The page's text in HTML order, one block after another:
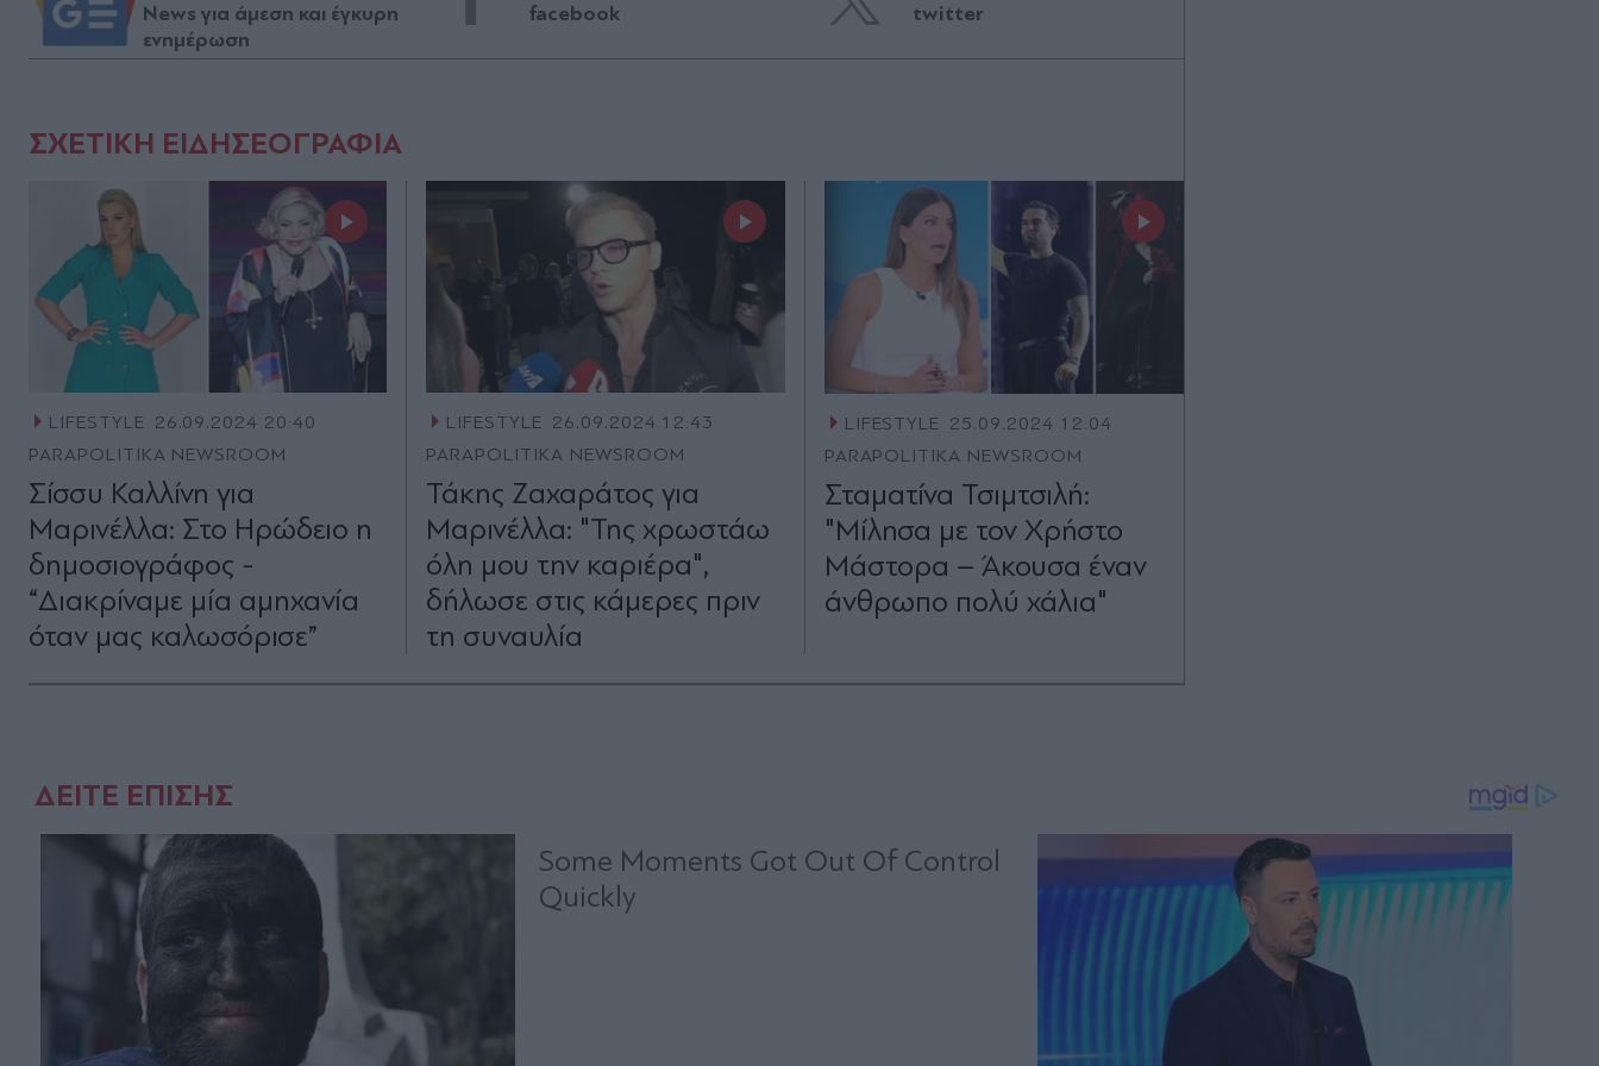
News για άμεση και έγκυρη
ενημέρωση
facebook
twitter
ΣΧΕΤΙΚΗ ΕΙΔΗΣΕΟΓΡΑΦΙΑ
LIFESTYLE 26.09.2024 20:40
PARAPOLITIKA NEWSROOM
Σίσσυ Καλλίνη για
Μαρινέλλα: Στο Ηρώδειο η
δημοσιογράφος -
“Διακρίναμε μία αμηχανία
όταν μας καλωσόρισε”
LIFESTYLE 26.09.2024 12:43
PARAPOLITIKA NEWSROOM
Τάκης Ζαχαράτος για
Μαρινέλλα: "Της χρωστάω
όλη μου την καριέρα",
δήλωσε στις κάμερες πριν
τη συναυλία
LIFESTYLE 25.09.2024 12:04
PARAPOLITIKA NEWSROOM
Σταματίνα Τσιμτσιλή:
"Μίλησα με τον Χρήστο
Μάστορα – Άκουσα έναν
άνθρωπο πολύ χάλια"